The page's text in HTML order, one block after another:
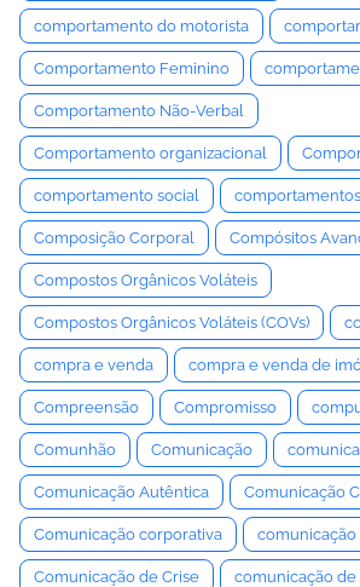
comportamento do motorista
Comportamento Feminino
Comportamento Não-Verbal
Comportamento organizacional
comportamento social
Composição Corporal Compósitos
Compostos Orgânicos Voláteis
Compostos Orgânicos Voláteis (COVs)
compra e venda compra e venda de
Compreensão Compromisso
Comunhão Comunicação
Comunicação Autêntica Comunicação
Comunicação corporativa
Comunicação de Crise comunicação